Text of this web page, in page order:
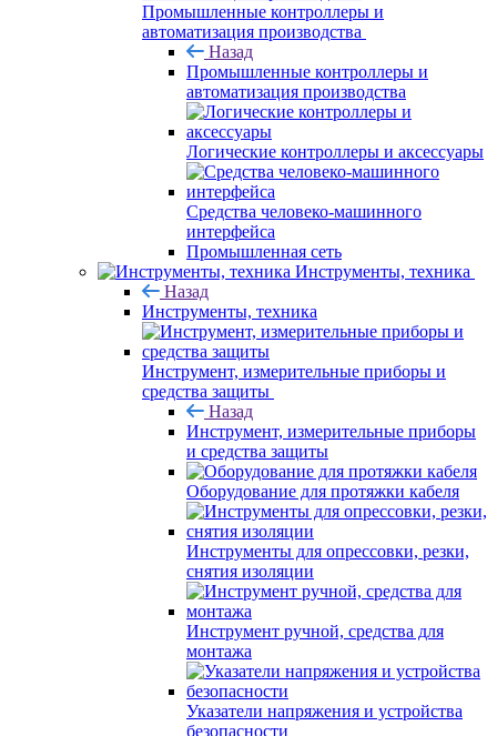
Промышленные контроллеры и
автоматизация производства
Назад
Промышленные контроллеры и
автоматизация производства
Логические контроллеры и аксессуары
Средства человеко-машинного
интерфейса
Промышленная сеть
Инструменты, техника
Назад
Инструменты, техника
Инструмент, измерительные приборы и
средства защиты
Назад
Инструмент, измерительные приборы
и средства защиты
Оборудование для протяжки кабеля
Инструменты для опрессовки, резки,
снятия изоляции
Инструмент ручной, средства для
монтажа
Указатели напряжения и устройства
безопасности